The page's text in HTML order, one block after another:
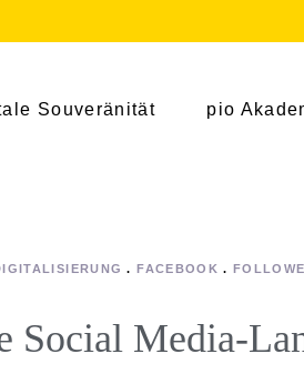
Souveränität pio
FACEBOOK
Social Media-